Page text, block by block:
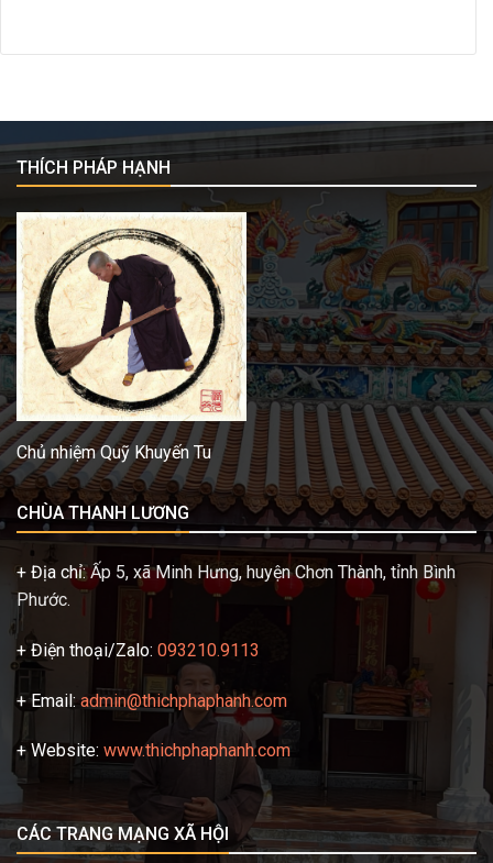
THÍCH PHÁP HẠNH
Chủ nhiệm Quỹ Khuyến Tu
CHÙA THANH LƯƠNG
+ Địa chỉ:Ấp 5, xã Minh Hưng, huyện Chơn Thành, tỉnh Bình
Phước.
+ Điện thoại/Zalo: 093210.9113
+ Email:admin@thichphaphanh.com
+ Website: www.thichphaphanh.com
CÁC TRANG MẠNG XÃ HỘI